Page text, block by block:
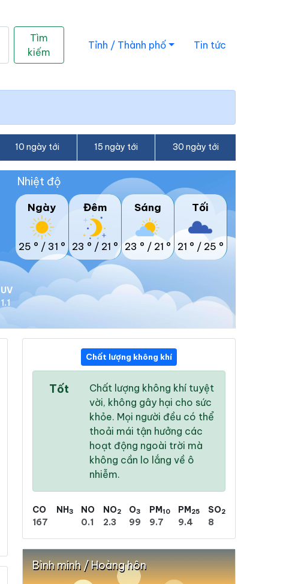
Tìm
kiếm
Tỉnh / Thành phố Tin tức
10 ngày tới 15 ngày tới 30 ngày tới
UV
1.1
Nhiệt độ
Ngày
25 ° / 31 °
Đêm
23 ° / 21 °
Sáng
23 ° / 21 °
Tối
21 ° / 25 °
22 ° /
22 °
/ 26 °
Chất lượng không khí
Tốt
Chất lượng không khí tuyệt
vời, không gây hại cho sức
khỏe. Mọi người đều có thể
thoải mái tận hưởng các
hoạt động ngoài trời mà
không cần lo lắng về ô
nhiễm.
CO
167
NH3
NO
0.1
NO2
2.3
O3
99
PM10
9.7
PM25
9.4
SO2
8
Bình minh / Hoàng hôn